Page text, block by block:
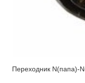
Переходник N(папа)-